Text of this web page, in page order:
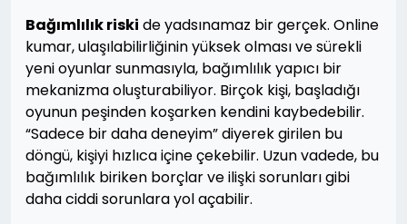
Bağımlılık riski de yadsınamaz bir gerçek. Online
kumar, ulaşılabilirliğinin yüksek olması ve sürekli
yeni oyunlar sunmasıyla, bağımlılık yapıcı bir
mekanizma oluşturabiliyor. Birçok kişi, başladığı
oyunun peşinden koşarken kendini kaybedebilir.
“Sadece bir daha deneyim” diyerek girilen bu
döngü, kişiyi hızlıca içine çekebilir. Uzun vadede, bu
bağımlılık biriken borçlar ve ilişki sorunları gibi
daha ciddi sorunlara yol açabilir.